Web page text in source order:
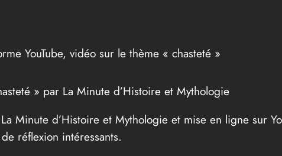
YouTube, vidéo sur le thème « chasteté »
» par La Minute d’Histoire et Mythologie
Minute d’Histoire et Mythologie et mise en ligne sur
réflexion intéressants.